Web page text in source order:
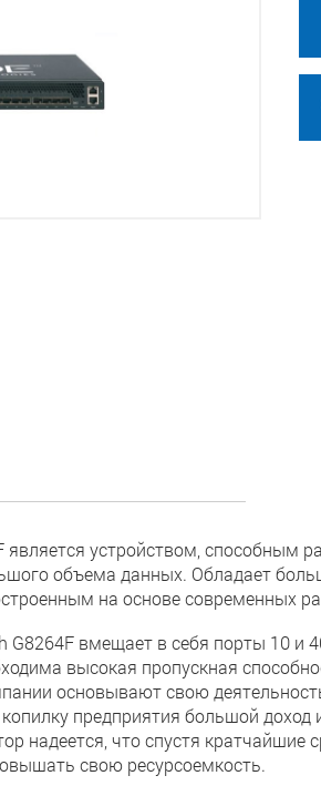
устройством, способным
объема данных. Обладает
на основе современных
вмещает в себя порты 10 и
высокая пропускная
основывают свою
предприятия большой
надеется, что спустя кратчайшие
свою ресурсоемкость.